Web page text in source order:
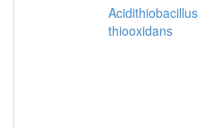
Acidithiobacillus
thiooxidans